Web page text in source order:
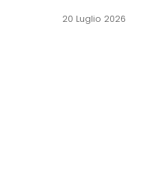
20 Luglio 2026